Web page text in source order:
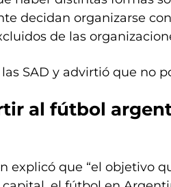
decidan organizarse
de las
SAD y advirtió que no
al fútbol
explicó que “el objetivo